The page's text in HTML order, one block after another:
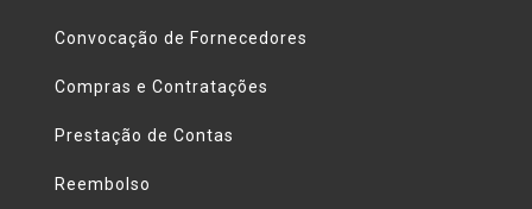
Convocação de Fornecedores
Compras e Contratações
Prestação de Contas
Reembolso